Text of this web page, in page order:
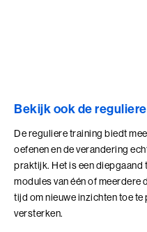
Bekijk ook de
De reguliere training biedt
oefenen en de verandering
praktijk. Het is een
modules van één of meerdere
tijd om nieuwe inzichten toe te
versterken.